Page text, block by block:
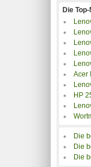
Die
Acer
HP
Die
Die
Die